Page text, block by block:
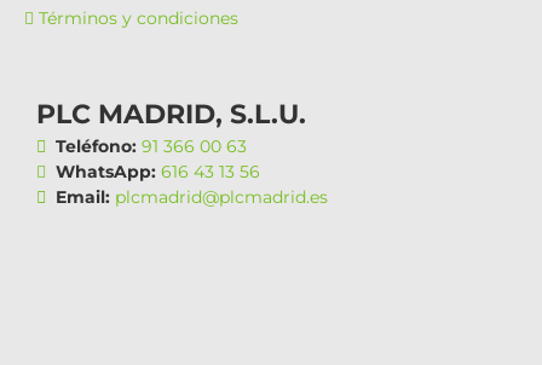
Términos y condiciones
PLC MADRID, S.L.U.
Teléfono: 91 366 00 63
WhatsApp: 616 43 13 56
Email: plcmadrid@plcmadrid.es